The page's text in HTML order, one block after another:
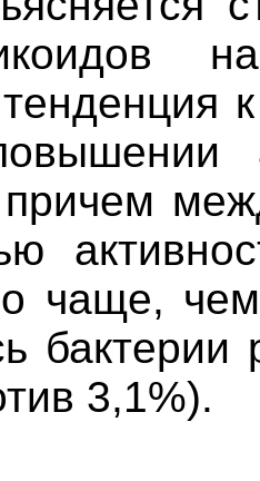
причем
чаще,
3,1%).